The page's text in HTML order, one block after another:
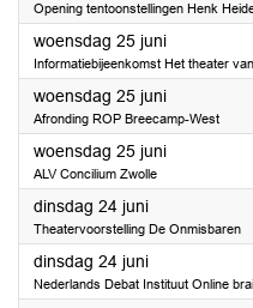
Opening tentoonstellingen Henk
woensdag 25 juni2025
Informatiebijeenkomst Het theater
woensdag 25 juni2025
Afronding ROP Breecamp-West
woensdag 25 juni2025
ALV Concilium Zwolle
dinsdag 24 juni2025
Theatervoorstelling De Onmisbaren
dinsdag 24 juni2025
Nederlands Debat Instituut Online